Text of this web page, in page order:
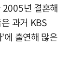
2005년 결혼해
과거 KBS
에 출연해 많은